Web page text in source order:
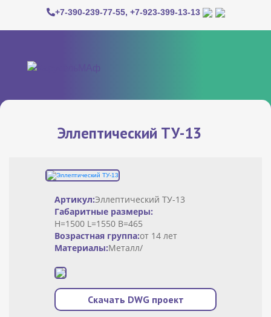
+7-390-239-77-55, +7-923-399-13-13
Эллептический ТУ-13
Артикул:Эллептический ТУ-13
Габаритные размеры:
H=1500 L=1550 В=465
Возрастная группа:от 14 лет
Материалы:Металл/
Скачать DWG проект